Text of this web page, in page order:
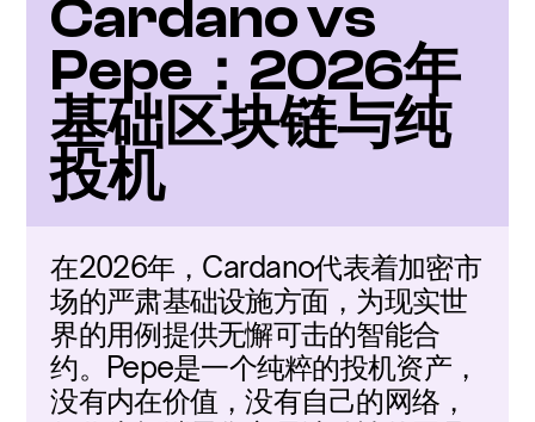
Cardano vs
Pepe：2026年
基础区块链与纯
投机
在2026年，Cardano代表着加密市
场的严肃基础设施方面，为现实世
界的用例提供无懈可击的智能合
约。Pepe是一个纯粹的投机资产，
没有内在价值，没有自己的网络，